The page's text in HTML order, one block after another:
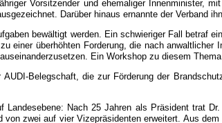
Vorsitzender und ehemaliger Innenminister,
Darüber hinaus ernannte der Verband
bewältigt werden. Ein schwieriger Fall betraf
einer überhöhten Forderung, die nach
Ein Workshop zu diesem
Belegschaft, die zur Förderung der
Landesebene: Nach 25 Jahren als Präsident trat
zwei auf vier Vizepräsidenten erweitert. Aus